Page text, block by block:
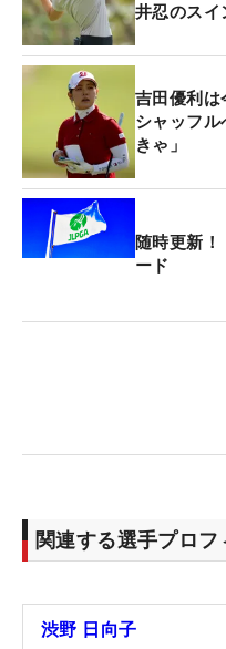
ー・ヘンセライト（ド
国）の3人が並んでいる
井忍のスイ
吉田優利
シャッフ
きゃ」
随時更新
ード
関連する選手プロ
渋野 日向子